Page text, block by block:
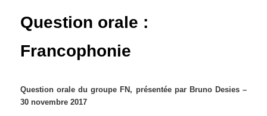
Question orale :
Francophonie
Question orale du groupe FN, présentée par Bruno Desies –
30 novembre 2017